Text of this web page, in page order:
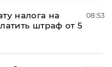
налога на
штраф от 5
08:53